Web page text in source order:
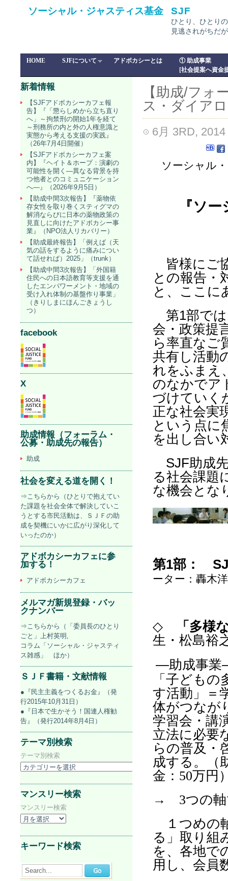
ソーシャル・ジャスティス基金 SJF
ひとり、ひとり
見逃されがちだ
HOME SJFについて アドボカシーとは
① 助成事業
[社会提案へ資金
【助成/フォ
ス・ダイア
6月 3RD, 2014
ソーシャル
『ソ
皆様にご
との報告・
と、ここに
第1部で
会・政策提
ら率直なご
共有し活動
れをふまえ
のなかでア
づけていく
正な社会実
という点に
を出し合い
SJF助成
る社会課題
な機会とな
第1部：
ーター：轟木
◇
「多様
生・松島裕
―助成事
「子ども
す活動」＝
体がつなが
学習会・講
立法に必要
らの普及・
成する。（
金： 50万円
→ 3つの
１つめの
る」取り組
を、各地で
用し、会員
新着情報
【SJFアドボカシーカフェ報
告】『「懲らしめから立ち直り
へ」～拘禁刑の開始1年を経て
～刑務所の内と外の人権意識と
実態から考える支援の実践』
（26年7月4日開催）
【SJFアドボカシーカフェ案
内】『ヘイト＆ホープ：演劇の
可能性を開く―異なる背景を持
つ他者とのコミュニケーション
へ―』（2026年9月5日）
【助成中間3次報告】『薬物依
存女性を取り巻くスティグマの
解消ならびに日本の薬物政策の
見直しに向けたアドボカシー事
業』（NPO法人リカバリー）
【助成最終報告】「例えば（天
気の話をするように痛みについ
て話せれば）2025」（trunk）
【助成中間3次報告】「外国籍
住民への日本語教育等支援を通
したエンパワーメント・地域の
受け入れ体制の基盤作り事業」
（きりしまにほんごきょうし
つ）
facebook
X
助成情報（フォーラム・
公募・助成先の報告）
助成
社会を変える道を開く！
⇒こちらから（ひとりで抱えてい
た課題を社会全体で解決していこ
うとする市民活動は、ＳＪＦの助
成を契機にいかに広がり深化して
いったのか）
アドボカシーカフェに参
加する！
アドボカシーカフェ
メルマガ新規登録・バッ
クナンバー
⇒こちらから（「委員長のひとり
ごと」上村英明,
コラム「ソーシャル・ジャスティ
ス雑感」 ほか）
ＳＪＦ書籍・文献情報
●『民主主義をつくるお金』（発
行2015年10月31日）
●『日本で生かそう！国連人権勧
告』（発行2014年8月4日）
テーマ別検索
テーマ別検索
マンスリー検索
マンスリー検索
キーワード検索
Search...